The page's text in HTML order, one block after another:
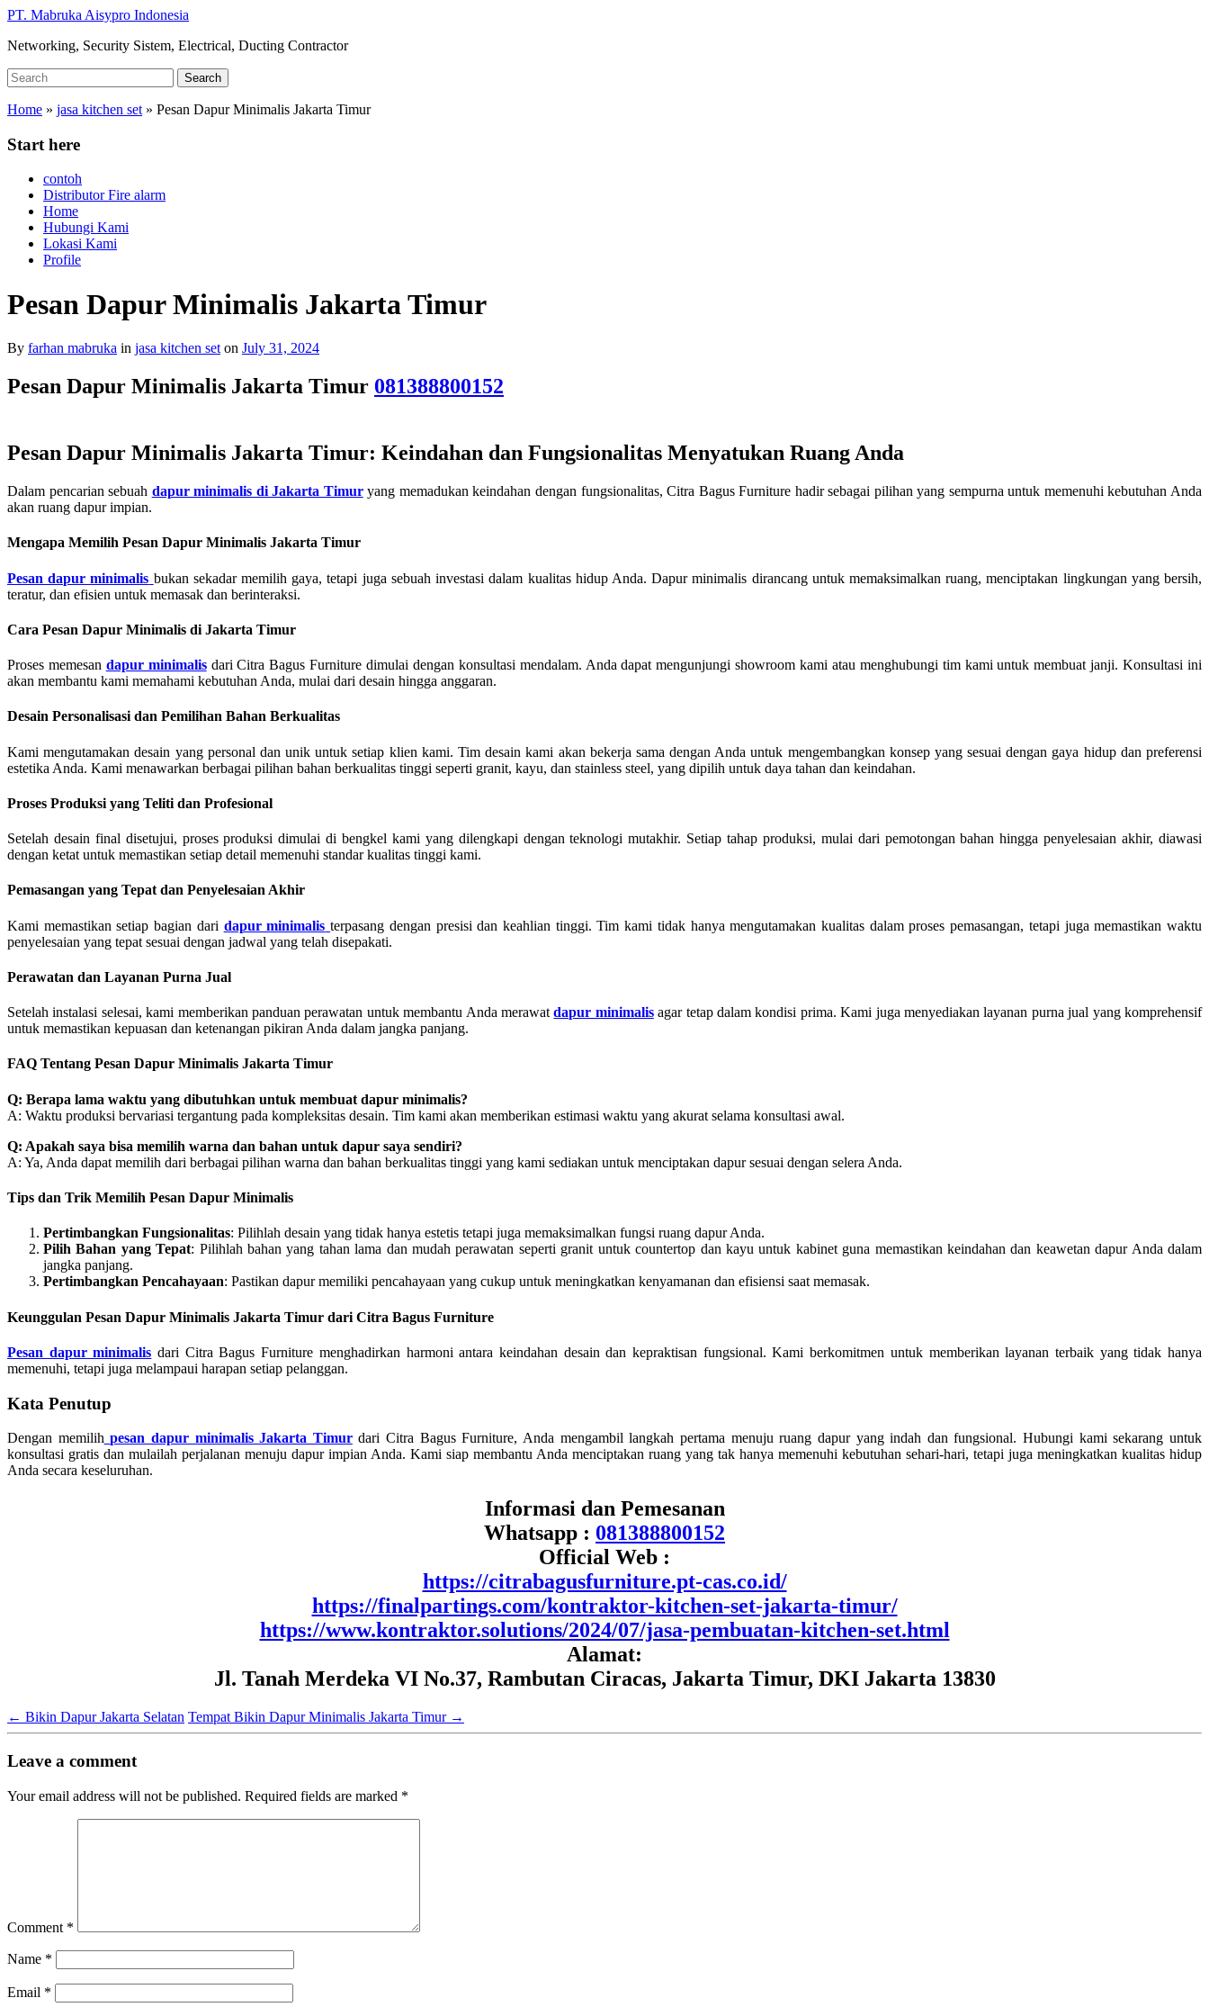
Skip
main
PT. Mabruka Aisypro Indonesia
Networking, Security Sistem, Electrical, Ducting Contractor
Search
for:
Search
Home » jasa kitchen set » Pesan Dapur Minimalis Jakarta Timur
Start here
contoh
Distributor Fire alarm
Home
Hubungi Kami
Lokasi Kami
Profile
Pesan Dapur Minimalis Jakarta Timur
By farhan mabruka in jasa kitchen set on July 31, 2024
Pesan Dapur Minimalis Jakarta Timur 081388800152
Pesan Dapur Minimalis Jakarta Timur: Keindahan dan Fungsionalitas Menyatukan Ruang Anda
Dalam pencarian sebuah dapur minimalis di Jakarta Timuryang memadukan keindahan dengan fungsionalitas, Citra Bagus Furniture hadir sebagai pilihan yang sempurna untuk memenuhi kebutuhan Anda
akan ruang dapur impian.
Mengapa Memilih Pesan Dapur Minimalis Jakarta Timur
Pesan dapur minimalis bukan sekadar memilih gaya, tetapi juga sebuah investasi dalam kualitas hidup Anda. Dapur minimalis dirancang untuk memaksimalkan ruang, menciptakan lingkungan yang bersih,
teratur, dan efisien untuk memasak dan berinteraksi.
Cara Pesan Dapur Minimalis di Jakarta Timur
Proses memesan dapur minimalisdari Citra Bagus Furniture dimulai dengan konsultasi mendalam. Anda dapat mengunjungi showroom kami atau menghubungi tim kami untuk membuat janji. Konsultasi ini
akan membantu kami memahami kebutuhan Anda, mulai dari desain hingga anggaran.
Desain Personalisasi dan Pemilihan Bahan Berkualitas
Kami mengutamakan desain yang personal dan unik untuk setiap klien kami. Tim desain kami akan bekerja sama dengan Anda untuk mengembangkan konsep yang sesuai dengan gaya hidup dan preferensi
estetika Anda. Kami menawarkan berbagai pilihan bahan berkualitas tinggi seperti granit, kayu, dan stainless steel, yang dipilih untuk daya tahan dan keindahan.
Proses Produksi yang Teliti dan Profesional
Setelah desain final disetujui, proses produksi dimulai di bengkel kami yang dilengkapi dengan teknologi mutakhir. Setiap tahap produksi, mulai dari pemotongan bahan hingga penyelesaian akhir, diawasi
dengan ketat untuk memastikan setiap detail memenuhi standar kualitas tinggi kami.
Pemasangan yang Tepat dan Penyelesaian Akhir
Kami memastikan setiap bagian dari dapur minimalis terpasang dengan presisi dan keahlian tinggi. Tim kami tidak hanya mengutamakan kualitas dalam proses pemasangan, tetapi juga memastikan waktu
penyelesaian yang tepat sesuai dengan jadwal yang telah disepakati.
Perawatan dan Layanan Purna Jual
Setelah instalasi selesai, kami memberikan panduan perawatan untuk membantu Anda merawatdapur minimalisagar tetap dalam kondisi prima. Kami juga menyediakan layanan purna jual yang komprehensif
untuk memastikan kepuasan dan ketenangan pikiran Anda dalam jangka panjang.
FAQ Tentang Pesan Dapur Minimalis Jakarta Timur
Q: Berapa lama waktu yang dibutuhkan untuk membuat dapur minimalis?
A: Waktu produksi bervariasi tergantung pada kompleksitas desain. Tim kami akan memberikan estimasi waktu yang akurat selama konsultasi awal.
Q: Apakah saya bisa memilih warna dan bahan untuk dapur saya sendiri?
A: Ya, Anda dapat memilih dari berbagai pilihan warna dan bahan berkualitas tinggi yang kami sediakan untuk menciptakan dapur sesuai dengan selera Anda.
Tips dan Trik Memilih Pesan Dapur Minimalis
Pertimbangkan Fungsionalitas: Pilihlah desain yang tidak hanya estetis tetapi juga memaksimalkan fungsi ruang dapur Anda.
Pilih Bahan yang Tepat: Pilihlah bahan yang tahan lama dan mudah perawatan seperti granit untuk countertop dan kayu untuk kabinet guna memastikan keindahan dan keawetan dapur Anda dalam
jangka panjang.
Pertimbangkan Pencahayaan: Pastikan dapur memiliki pencahayaan yang cukup untuk meningkatkan kenyamanan dan efisiensi saat memasak.
Keunggulan Pesan Dapur Minimalis Jakarta Timur dari Citra Bagus Furniture
Pesan dapur minimalis dari Citra Bagus Furniture menghadirkan harmoni antara keindahan desain dan kepraktisan fungsional. Kami berkomitmen untuk memberikan layanan terbaik yang tidak hanya
memenuhi, tetapi juga melampaui harapan setiap pelanggan.
Kata Penutup
Dengan memilih pesan dapur minimalis Jakarta Timurdari Citra Bagus Furniture, Anda mengambil langkah pertama menuju ruang dapur yang indah dan fungsional. Hubungi kami sekarang untuk
konsultasi gratis dan mulailah perjalanan menuju dapur impian Anda. Kami siap membantu Anda menciptakan ruang yang tak hanya memenuhi kebutuhan sehari-hari, tetapi juga meningkatkan kualitas hidup
Anda secara keseluruhan.
Informasi dan Pemesanan
Whatsapp : 081388800152
Official Web :
https://citrabagusfurniture.pt-cas.co.id/
https://finalpartings.com/kontraktor-kitchen-set-jakarta-timur/
https://www.kontraktor.solutions/2024/07/jasa-pembuatan-kitchen-set.html
Alamat:
Jl. Tanah Merdeka VI No.37, Rambutan Ciracas, Jakarta Timur, DKI Jakarta 13830
← Bikin Dapur Jakarta Selatan Tempat Bikin Dapur Minimalis Jakarta Timur →
Leave a comment
Your email address will not be published. Required fields are marked *
Comment *
Name *
Email *